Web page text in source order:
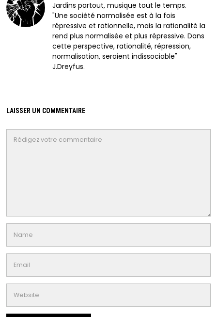
Jardins partout, musique tout le temps.
"Une société normalisée est à la fois
répressive et rationnelle, mais la rationalité la
rend plus normalisée et plus répressive. Dans
cette perspective, rationalité, répression,
normalisation, seraient indissociable"
J.Dreyfus.
LAISSER UN COMMENTAIRE